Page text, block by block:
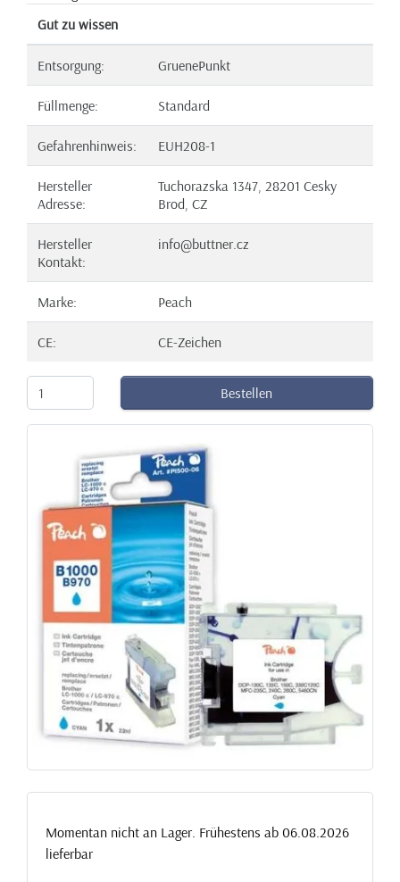
Gut zu wissen
Entsorgung: GruenePunkt
Füllmenge: Standard
Gefahrenhinweis: EUH208-1
Hersteller
Adresse:
Tuchorazska 1347, 28201 Cesky
Brod, CZ
Hersteller
Kontakt:
info@buttner.cz
Marke: Peach
CE: CE-Zeichen
Bestellen
Momentan nicht an Lager. Frühestens ab 06.08.2026
lieferbar